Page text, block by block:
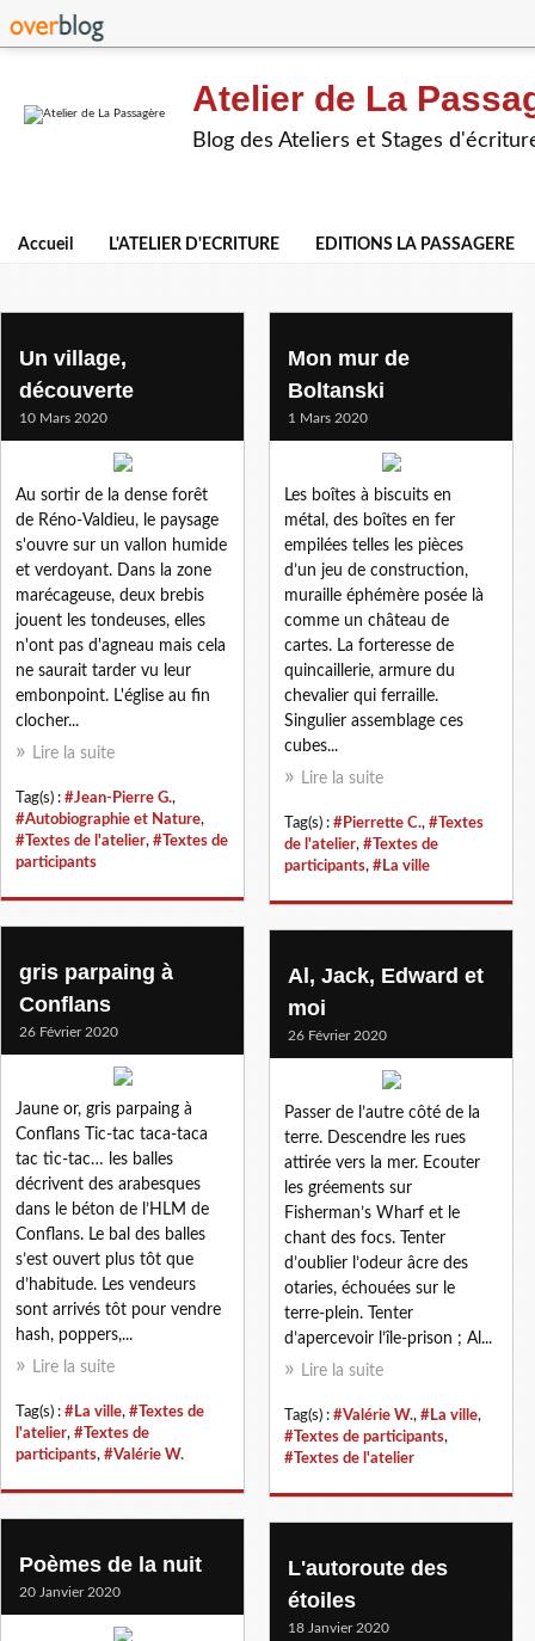
Atelier de La
Blog des Ateliers et Stages
Accueil L'ATELIER D'ECRITURE EDITIONS LA PASSAGERE
textes de l'atelier
Un village,
découverte
10 Mars 2020
Au sortir de la dense forêt
de Réno-Valdieu, le paysage
s'ouvre sur un vallon humide
et verdoyant. Dans la zone
marécageuse, deux brebis
jouent les tondeuses, elles
n'ont pas d'agneau mais cela
ne saurait tarder vu leur
embonpoint. L'église au fin
clocher...
Lire la suite
Tag(s) : #Jean-Pierre G.,
#Autobiographie et Nature,
#Textes de l'atelier, #Textes de
participants
Mon mur de
Boltanski
1 Mars 2020
Les boîtes à biscuits en
métal, des boîtes en fer
empilées telles les pièces
d’un jeu de construction,
muraille éphémère posée là
comme un château de
cartes. La forteresse de
quincaillerie, armure du
chevalier qui ferraille.
Singulier assemblage ces
cubes...
Lire la suite
Tag(s) : #Pierrette C., #Textes
de l'atelier, #Textes de
participants, #La ville
gris parpaing à
Conflans
26 Février 2020
Jaune or, gris parpaing à
Conflans Tic-tac taca-taca
tac tic-tac… les balles
décrivent des arabesques
dans le béton de l’HLM de
Conflans. Le bal des balles
s’est ouvert plus tôt que
d’habitude. Les vendeurs
sont arrivés tôt pour vendre
hash, poppers,...
Lire la suite
Tag(s) : #La ville, #Textes de
l'atelier, #Textes de
participants, #Valérie W.
Al, Jack, Edward et
moi
26 Février 2020
Passer de l’autre côté de la
terre. Descendre les rues
attirée vers la mer. Ecouter
les gréements sur
Fisherman’s Wharf et le
chant des focs. Tenter
d’oublier l’odeur âcre des
otaries, échouées sur le
terre-plein. Tenter
d’apercevoir l’île-prison ; Al...
Lire la suite
Tag(s) : #Valérie W., #La ville,
#Textes de participants,
#Textes de l'atelier
Poèmes de la nuit
20 Janvier 2020
L'autoroute des
étoiles
18 Janvier 2020